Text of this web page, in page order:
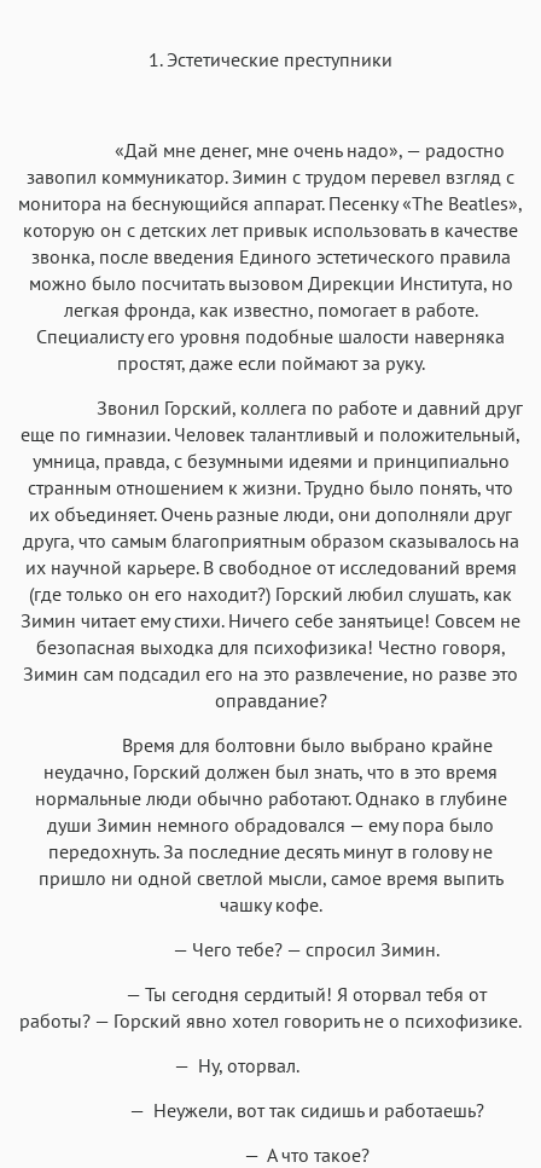
1. Эстетические преступники
«Дай мне денег, мне очень надо», — радостно
завопил коммуникатор. Зимин с трудом перевел взгляд с
монитора на беснующийся аппарат. Песенку «The Beatles»,
которую он с детских лет привык использовать в качестве
звонка, после введения Единого эстетического правила
можно было посчитать вызовом Дирекции Института, но
легкая фронда, как известно, помогает в работе.
Специалисту его уровня подобные шалости наверняка
простят, даже если поймают за руку.
Звонил Горский, коллега по работе и давний друг
еще по гимназии. Человек талантливый и положительный,
умница, правда, с безумными идеями и принципиально
странным отношением к жизни. Трудно было понять, что
их объединяет. Очень разные люди, они дополняли друг
друга, что самым благоприятным образом сказывалось на
их научной карьере. В свободное от исследований время
(где только он его находит?) Горский любил слушать, как
Зимин читает ему стихи. Ничего себе занятьице! Совсем не
безопасная выходка для психофизика! Честно говоря,
Зимин сам подсадил его на это развлечение, но разве это
оправдание?
Время для болтовни было выбрано крайне
неудачно, Горский должен был знать, что в это время
нормальные люди обычно работают. Однако в глубине
души Зимин немного обрадовался — ему пора было
передохнуть. За последние десять минут в голову не
пришло ни одной светлой мысли, самое время выпить
чашку кофе.
— Чего тебе? — спросил Зимин.
— Ты сегодня сердитый! Я оторвал тебя от
работы? — Горский явно хотел говорить не о психофизике.
— Ну, оторвал.
— Неужели, вот так сидишь и работаешь?
— А что такое?